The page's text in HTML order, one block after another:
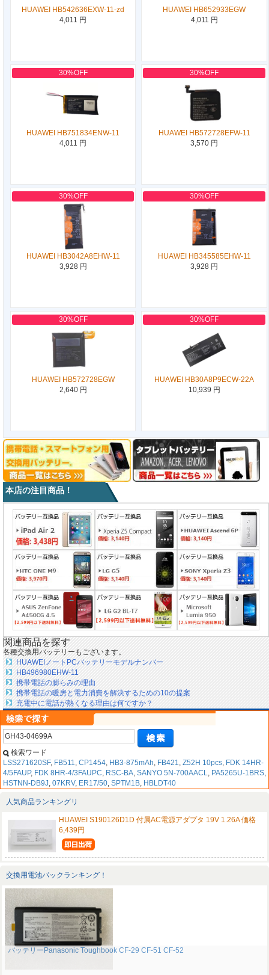
HUAWEI HB542636EXW-11-zd
4,011 円
HUAWEI HB652933EGW
4,011 円
30%OFF
HUAWEI HB751834ENW-11
4,011 円
30%OFF
HUAWEI HB572728EFW-11
3,570 円
30%OFF
HUAWEI HB3042A8EHW-11
3,928 円
30%OFF
HUAWEI HB345585EHW-11
3,928 円
30%OFF
HUAWEI HB572728EGW
2,640 円
30%OFF
HUAWEI HB30A8P9ECW-22A
10,939 円
本店の注目商品！
関連商品を探す
各種交換用バッテリーもございます。
HUAWEIノートPCバッテリーモデルナンバー
HB496980EHW-11
携帯電話の膨らみの理由
携帯電話の暖房と電力消費を解決するための10の提案
充電中に電話が熱くなる理由は何ですか？
検索ワード
LSS271620SF, FB511, CP1454, HB3-875mAh, FB421, Z52H 10pcs, FDK 14HR-
4/5FAUP, FDK 8HR-4/3FAUPC, RSC-BA, SANYO 5N-700AACL, PA5265U-1BRS,
HSTNN-DB9J, 07KRV, ER17/50, SPTM1B, HBLDT40
人気商品ランキングリ
HUAWEI S190126D1D 付属AC電源アダプタ 19V 1.26A 価格
6,439円
交換用電池パックランキング！
バッテリーPanasonic Toughbook CF-29 CF-51 CF-52